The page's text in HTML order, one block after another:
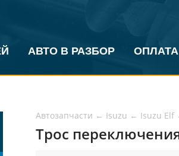
АВТО В РАЗБОР
Автозапчасти ← Isuzu ← Isuzu Elf
Трос переключения